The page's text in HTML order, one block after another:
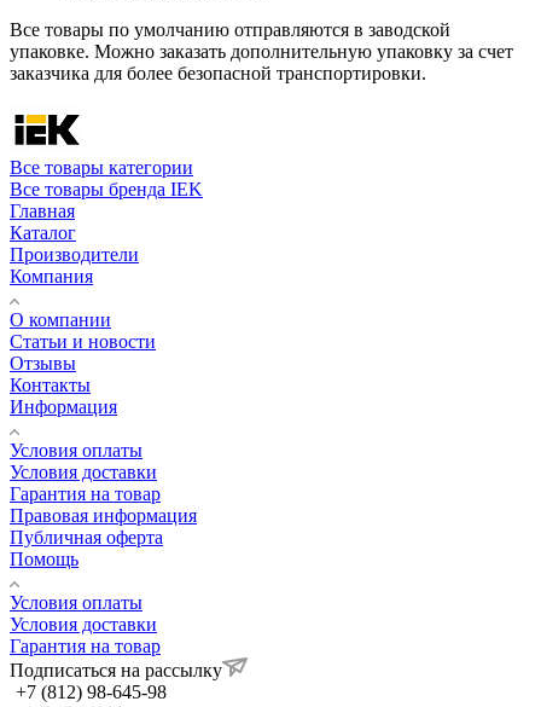
Все товары по умолчанию отправляются в заводской
упаковке. Можно заказать дополнительную упаковку за счет
заказчика для более безопасной транспортировки.
Все товары категории
Все товары бренда IEK
Главная
Каталог
Производители
Компания
О компании
Статьи и новости
Отзывы
Контакты
Информация
Условия оплаты
Условия доставки
Гарантия на товар
Правовая информация
Публичная оферта
Помощь
Условия оплаты
Условия доставки
Гарантия на товар
Подписаться на рассылку
+7 (812) 98-645-98